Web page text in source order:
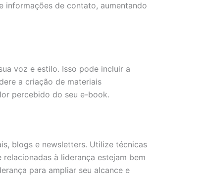
informações de contato, aumentando
voz e estilo. Isso pode incluir a
a criação de materiais
percebido do seu e-book.
blogs e newsletters. Utilize técnicas
à liderança estejam bem
para ampliar seu alcance e